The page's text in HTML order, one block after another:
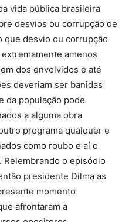
vida pública brasileira
desvios ou corrupção de
que desvio ou corrupção
amenos
dos envolvidos e até
deveriam ser banidas
da população pode
a alguma obra
programa qualquer e
como roubo e aí o
o episódio
presidente Dilma as
momento
afrontaram a